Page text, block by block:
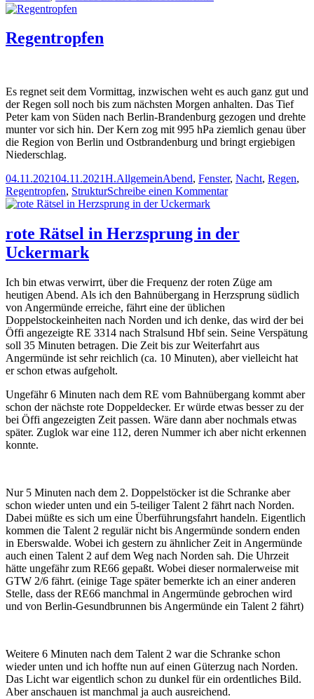
Regentropfen
Es regnet seit dem Vormittag, inzwischen weht es auch ganz gut und
der Regen soll noch bis zum nächsten Morgen anhalten. Das Tief
Peter kam von Süden nach Berlin-Brandenburg gezogen und drehte
munter vor sich hin. Der Kern zog mit 995 hPa ziemlich genau über
die Region von Berlin und Ostbrandenburg und bringt ergiebigen
Niederschlag.
Veröffentlicht
am
04.11.202104.11.2021Autor
H.Kategorien
AllgemeinSchlagwörter
Abend, Fenster, Nacht, Regen,
Regentropfen, StrukturSchreibe einen Kommentarzu
rote Rätsel in Herzsprung in der
Uckermark
Ich bin etwas verwirrt, über die Frequenz der roten Züge am
heutigen Abend. Als ich den Bahnübergang in Herzsprung südlich
von Angermünde erreiche, fährt eine der üblichen
Doppelstockeinheiten nach Norden und ich denke, das wird der bei
Öffi angezeigte RE 3314 nach Stralsund Hbf sein. Seine Verspätung
soll 35 Minuten betragen. Die Zeit bis zur Weiterfahrt aus
Angermünde ist sehr reichlich (ca. 10 Minuten), aber vielleicht hat
er schon etwas aufgeholt.
Ungefähr 6 Minuten nach dem RE vom Bahnübergang kommt aber
schon der nächste rote Doppeldecker. Er würde etwas besser zu der
bei Öffi angezeigten Zeit passen. Wäre dann aber nochmals etwas
später. Zuglok war eine 112, deren Nummer ich aber nicht erkennen
konnte.
Nur 5 Minuten nach dem 2. Doppelstöcker ist die Schranke aber
schon wieder unten und ein 5-teiliger Talent 2 fährt nach Norden.
Dabei müßte es sich um eine Überführungsfahrt handeln. Eigentlich
kommen die Talent 2 regulär nicht bis Angermünde sondern enden
in Eberswalde. Wobei ich gestern zu ähnlicher Zeit in Angermünde
auch einen Talent 2 auf dem Weg nach Norden sah. Die Uhrzeit
hätte ungefähr zum RE66 gepaßt. Wobei dieser normalerweise mit
GTW 2/6 fährt. (einige Tage später bemerkte ich an einer anderen
Stelle, dass der RE66 manchmal in Angermünde gebrochen wird
und von Berlin-Gesundbrunnen bis Angermünde ein Talent 2 fährt)
Weitere 6 Minuten nach dem Talent 2 war die Schranke schon
wieder unten und ich hoffte nun auf einen Güterzug nach Norden.
Das Licht war eigentlich schon zu dunkel für ein ordentliches Bild.
Aber anschauen ist manchmal ja auch ausreichend.